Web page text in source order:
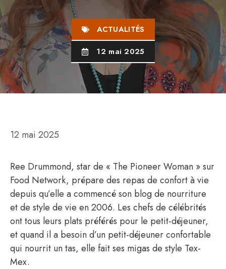
ACTUALITÉS
12 mai 2025
12 mai 2025
Ree Drummond, star de « The Pioneer Woman » sur
Food Network, prépare des repas de confort à vie
depuis qu’elle a commencé son blog de nourriture
et de style de vie en 2006. Les chefs de célébrités
ont tous leurs plats préférés pour le petit-déjeuner,
et quand il a besoin d’un petit-déjeuner confortable
qui nourrit un tas, elle fait ses migas de style Tex-
Mex.